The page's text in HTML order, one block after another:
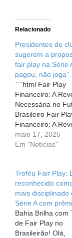
Relacionado
Presidentes de
sugerem a
fair play na Série
pagou, não joga”.
```html Fair Play
Financeiro: A
Necessária no
Brasileiro Fair
Financeiro: A
Necessária no
Brasileiro O futebol
envolvem o
Contudo, por trás
alegrias e
esporte
esconde-se um
problema: a
maio 17, 2025
Em "Notícias"
Troféu Fair Play:
reconhecido
mais disciplinado
Série A com
Bahia Brilha com
de Fair Play no
Brasileirão! Olá,